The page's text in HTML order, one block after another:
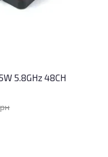
5.8GHz 48CH